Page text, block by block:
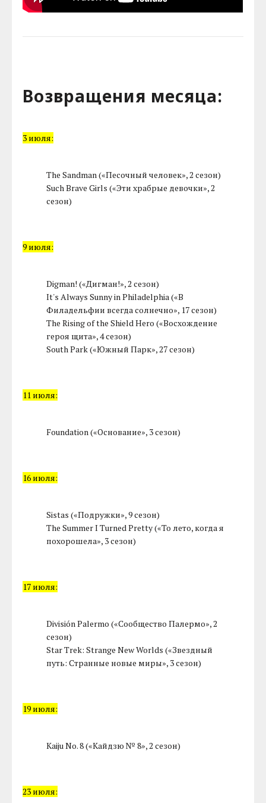
Возвращения месяца:
3 июля:
The Sandman («Песочный человек», 2 сезон)
Such Brave Girls («Эти храбрые девочки», 2
сезон)
9 июля:
Digman! («Дигман!», 2 сезон)
It's Always Sunny in Philadelphia («В
Филадельфии всегда солнечно», 17 сезон)
The Rising of the Shield Hero («Восхождение
героя щита», 4 сезон)
South Park («Южный Парк», 27 сезон)
11 июля:
Foundation («Основание», 3 сезон)
16 июля:
Sistas («Подружки», 9 сезон)
The Summer I Turned Pretty («То лето, когда я
похорошела», 3 сезон)
17 июля:
División Palermo («Сообщество Палермо», 2
сезон)
Star Trek: Strange New Worlds («Звездный
путь: Странные новые миры», 3 сезон)
19 июля:
Kaiju No. 8 («Кайдзю № 8», 2 сезон)
23 июля: